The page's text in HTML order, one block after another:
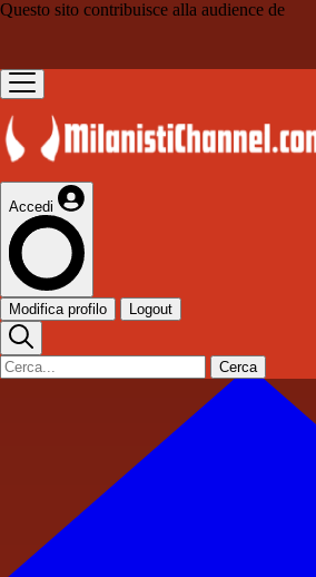
Questo sito contribuisce alla audience de
Accedi
Modifica profilo Logout
Cerca